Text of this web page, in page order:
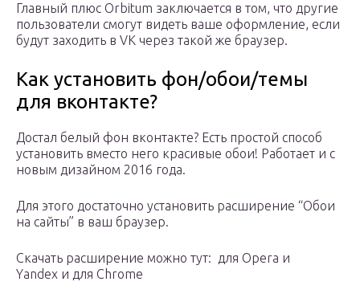
Главный плюс Orbitum заключается в том, что другие
пользователи смогут видеть ваше оформление, если
будут заходить в VK через такой же браузер.
Как установить фон/обои/темы
для вконтакте?
Достал белый фон вконтакте? Есть простой способ
установить вместо него красивые обои! Работает и с
новым дизайном 2016 года.
Для этого достаточно установить расширение “Обои
на сайты” в ваш браузер.
Скачать расширение можно тут: для Opera и
Yandex и для Chrome